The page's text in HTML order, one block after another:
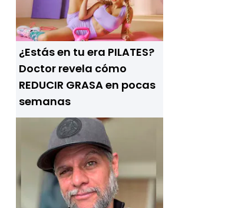
¿Estás en tu era PILATES?
Doctor revela cómo
REDUCIR GRASA en pocas
semanas